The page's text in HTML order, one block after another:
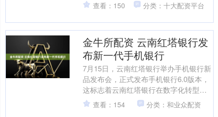
承兑逾期余额93....
查看：150 分类：十大配资平台
金牛所配资 云南红塔银行发
布新一代手机银行
7月15日，云南红塔银行举办手机银行新
品发布会，正式发布手机银行6.0版本，
这标志着云南红塔银行在数字化转型的
征程中迈出全新的一步。 7月15日，云南
红塔银行党....
查看：154 分类：和业众配资